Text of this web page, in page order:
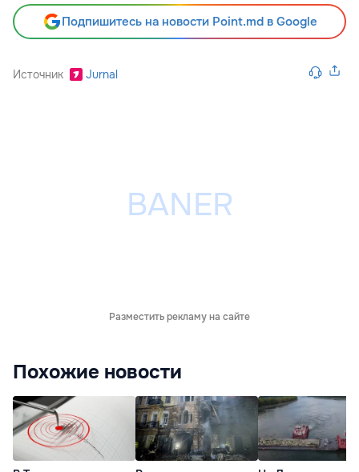
Подпишитесь на новости Point.md в Google
Источник Jurnal
Разместить рекламу на сайте
Похожие новости